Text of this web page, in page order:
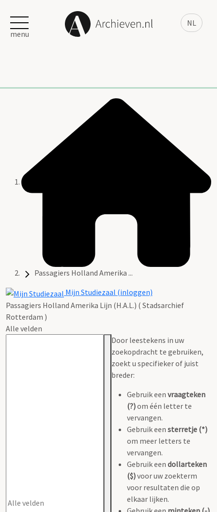
NL
menu
Passagiers Holland Amerika ...
Mijn Studiezaal (inloggen)
Passagiers Holland Amerika Lijn (H.A.L.) ( Stadsarchief
Rotterdam )
Alle velden
Door leestekens in uw
zoekopdracht te gebruiken,
zoekt u specifieker of juist
breder:
Gebruik een vraagteken
(?)om één letter te
vervangen.
Gebruik een sterretje (*)
om meer letters te
vervangen.
Gebruik een dollarteken
($)voor uw zoekterm
voor resultaten die op
elkaar lijken.